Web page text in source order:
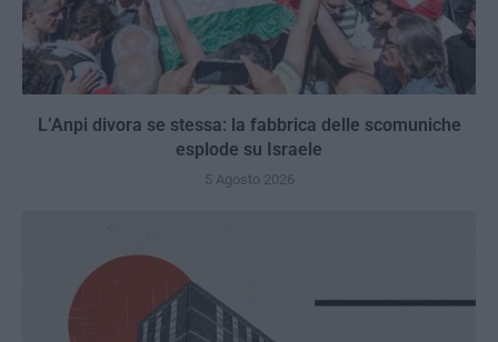
L’Anpi divora se stessa: la fabbrica delle scomuniche
esplode su Israele
5 Agosto 2026